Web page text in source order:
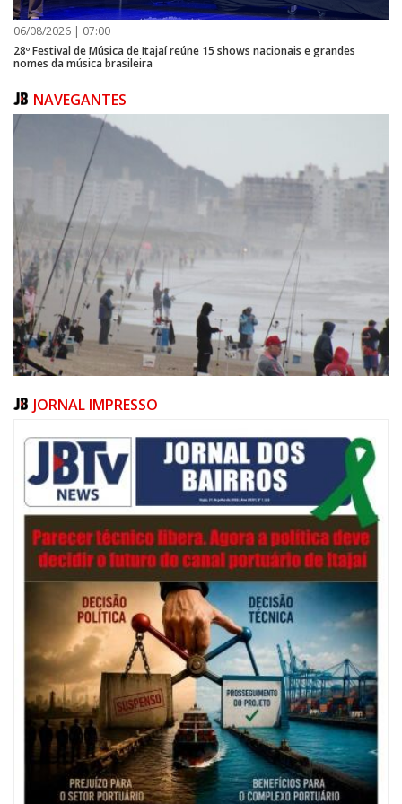
06/08/2026 | 07:00
28º Festival de Música de Itajaí reúne 15 shows nacionais e grandes
nomes da música brasileira
NAVEGANTES
06/08/2026 | 07:00
Festival de Pesca de Praia vai celebrar o aniversário de Navegantes
ITAJAÍ
JORNAL IMPRESSO